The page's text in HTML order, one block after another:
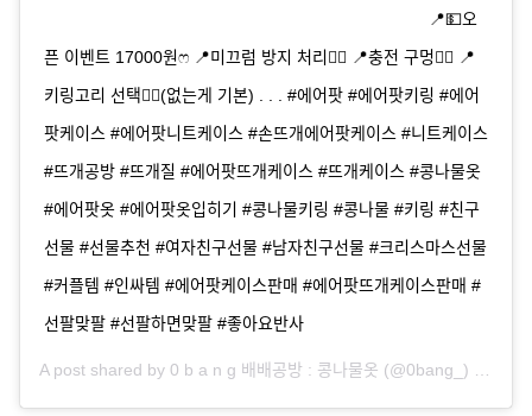
⠀⠀⠀⠀⠀⠀⠀⠀⠀⠀⠀⠀⠀⠀⠀⠀⠀⠀⠀⠀⠀⠀⠀⠀⠀⠀⠀⠀⠀⠀⠀⠀ 📍💵오
픈 이벤트 17000원ෆ 📍미끄럼 방지 처리👌🏻 📍충전 구멍👌🏻 📍
키링고리 선택👌🏻(없는게 기본) . . . #에어팟 #에어팟키링 #에어
팟케이스 #에어팟니트케이스 #손뜨개에어팟케이스 #니트케이스
#뜨개공방 #뜨개질 #에어팟뜨개케이스 #뜨개케이스 #콩나물옷
#에어팟옷 #에어팟옷입히기 #콩나물키링 #콩나물 #키링 #친구
선물 #선물추천 #여자친구선물 #남자친구선물 #크리스마스선물
#커플템 #인싸템 #에어팟케이스판매 #에어팟뜨개케이스판매 #
선팔맞팔 #선팔하면맞팔 #좋아요반사
A post shared by 0 b a n g 배배공방 : 콩나물옷 (@0bang_) on